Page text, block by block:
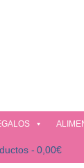
0,00€